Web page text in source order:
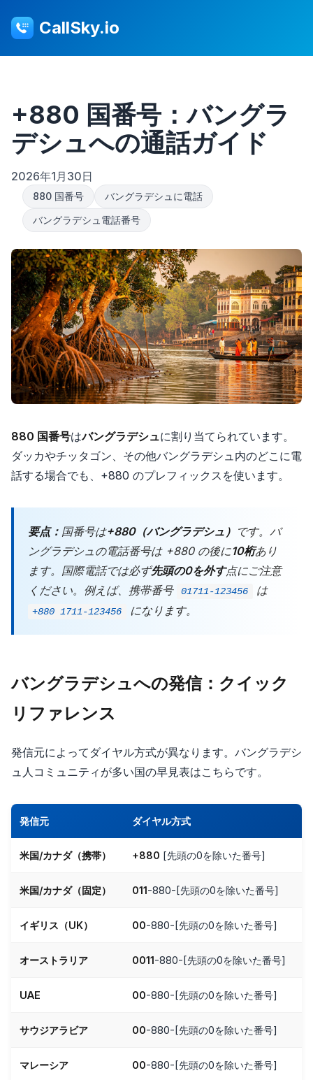
CallSky.io
+880 国番号：バングラ
デシュへの通話ガイド
2026年1月30日
880 国番号
バングラデシュに電話
バングラデシュ電話番号
880 国番号はバングラデシュに割り当てられています。
ダッカやチッタゴン、その他バングラデシュ内のどこに電
話する場合でも、+880 のプレフィックスを使います。
要点： 国番号は+880（バングラデシュ） です。バ
ングラデシュの電話番号は +880 の後に10桁あり
ます。国際電話では必ず先頭の0を外す点にご注意
ください。例えば、携帯番号
01711-123456 は
+880 1711-123456 になります。
バングラデシュへの発信：クイック
リファレンス
発信元によってダイヤル方式が異なります。バングラデシ
ュ人コミュニティが多い国の早見表はこちらです。
発信元 ダイヤル方式
米国/カナダ（携帯） +880 [先頭の0を除いた番号]
米国/カナダ（固定） 011-880-[先頭の0を除いた番号]
イギリス（UK） 00-880-[先頭の0を除いた番号]
オーストラリア 0011-880-[先頭の0を除いた番号]
UAE 00-880-[先頭の0を除いた番号]
サウジアラビア 00-880-[先頭の0を除いた番号]
マレーシア 00-880-[先頭の0を除いた番号]